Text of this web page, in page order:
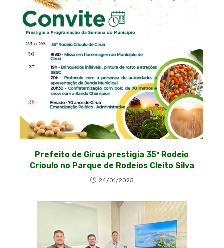
Prefeito de Giruá prestigia 35º Rodeio
Crioulo no Parque de Rodeios Cleito Silva
24/01/2025